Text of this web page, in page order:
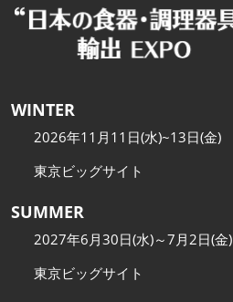
WINTER
2026年11月11日(水)~13日(金)
東京ビッグサイト
SUMMER
2027年6月30日(水)～7月2日(金)
東京ビッグサイト